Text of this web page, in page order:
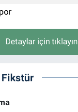
Detaylar için tıklayın